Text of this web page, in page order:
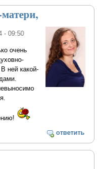
- 09:50
очень
ней какой-
ответить